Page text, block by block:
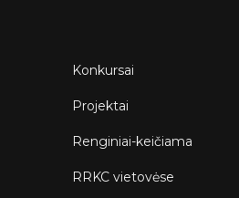
Konkursai
Projektai
Renginiai-keičiama
RRKC vietovėse